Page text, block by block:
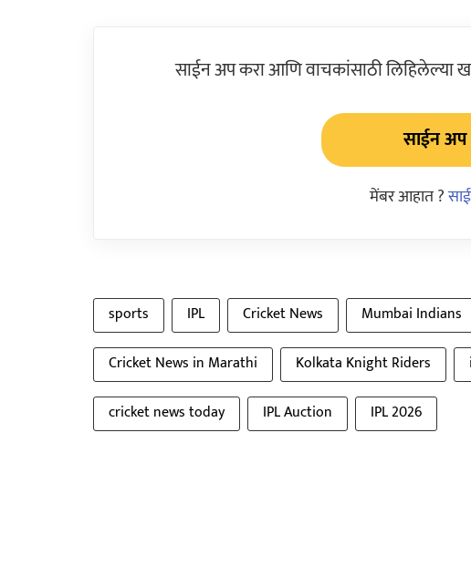
साईन अप करा आणि वाचकांसाठी लिहिलेल्या
साईन अप
मेंबर आहात ?
sports IPL Cricket News Mumbai Indians
Cricket News in Marathi
Kolkata Knight Riders
cricket news today
IPL Auction IPL 2026